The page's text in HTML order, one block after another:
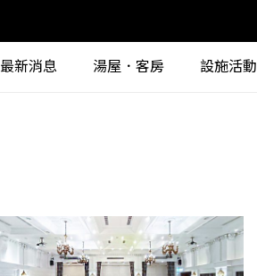
最新消息 湯屋．客房 設施活動